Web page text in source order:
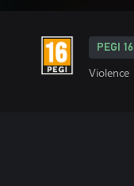
PEGI 16
Violence